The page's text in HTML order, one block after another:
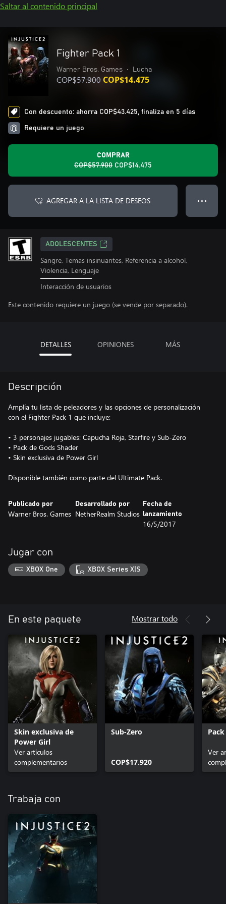
Saltar al contenido principal
Fighter Pack 1
Warner Bros. Games • Lucha
COP$57.900 COP$14.475
Con descuento: ahorra COP$43.425, finaliza en 5 días
Requiere un juego
COMPRAR
COP$57.900 COP$14.475
AGREGAR A LA LISTA DE DESEOS ● ● ●
ADOLESCENTES
Sangre, Temas insinuantes, Referencia a alcohol,
Violencia, Lenguaje
Interacción de usuarios
Este contenido requiere un juego (se vende por separado).
DETALLES OPINIONES MÁS
Descripción
Amplía tu lista de peleadores y las opciones de personalización
con el Fighter Pack 1 que incluye:
• 3 personajes jugables: Capucha Roja, Starfire y Sub-Zero
• Pack de Gods Shader
• Skin exclusiva de Power Girl
Disponible también como parte del Ultimate Pack.
Publicado por
Warner Bros. Games
Desarrollado por
NetherRealm Studios
Fecha de
lanzamiento
16/5/2017
Jugar con
XBOX One XBOX Series X|S
En este paquete Mostrar todo
Skin exclusiva de
Power Girl
Ver artículos
complementarios
Sub-Zero
COP$17.920
Ver
Trabaja con